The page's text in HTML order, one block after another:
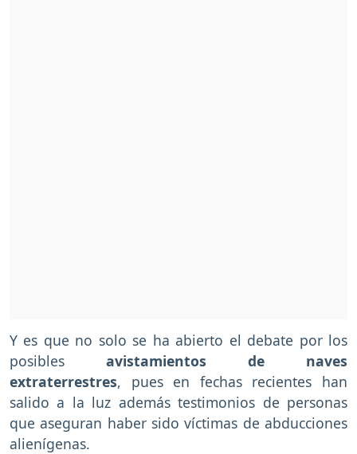
Y es que no solo se ha abierto el debate por los
posibles avistamientos de naves
extraterrestres, pues en fechas recientes han
salido a la luz además testimonios de personas
que aseguran haber sido víctimas de abducciones
alienígenas.